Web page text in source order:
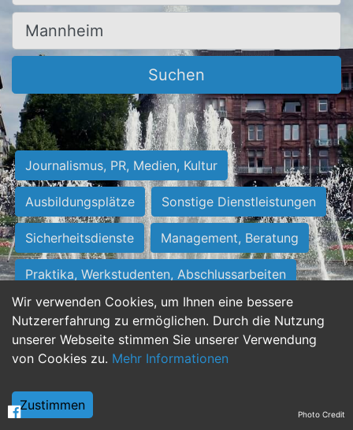
Wir verwenden Cookies, um Ihnen eine bessere
Nutzererfahrung zu ermöglichen. Durch die Nutzung
unserer Webseite stimmen Sie unserer Verwendung
von Cookies zu. Mehr Informationen
Zustimmen
Ort, Stadt
Suchen
Journalismus, PR, Medien, Kultur
Ausbildungsplätze Sonstige Dienstleistungen
Sicherheitsdienste Management, Beratung
Praktika, Werkstudenten, Abschlussarbeiten
Personalwesen Assistenz, Sekretariat
Hilfskräfte, Aushilfs- und Nebenjobs
Weiterbildung, Studium, duale Ausbildung Photo Credit